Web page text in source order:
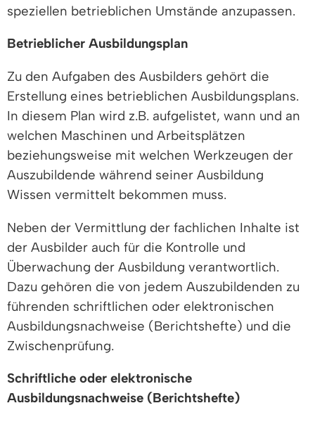
speziellen betrieblichen Umstände anzupassen.
Betrieblicher Ausbildungsplan
Zu den Aufgaben des Ausbilders gehört die
Erstellung eines betrieblichen Ausbildungsplans.
In diesem Plan wird z.B. aufgelistet, wann und an
welchen Maschinen und Arbeitsplätzen
beziehungsweise mit welchen Werkzeugen der
Auszubildende während seiner Ausbildung
Wissen vermittelt bekommen muss.
Neben der Vermittlung der fachlichen Inhalte ist
der Ausbilder auch für die Kontrolle und
Überwachung der Ausbildung verantwortlich.
Dazu gehören die von jedem Auszubildenden zu
führenden schriftlichen oder elektronischen
Ausbildungsnachweise (Berichtshefte) und die
Zwischenprüfung.
Schriftliche oder elektronische
Ausbildungsnachweise (Berichtshefte)